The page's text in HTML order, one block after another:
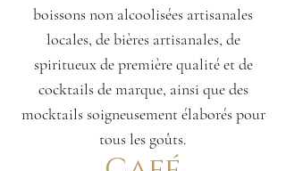
boissons non alcoolisées artisanales
locales, de bières artisanales, de
spiritueux de première qualité et de
cocktails de marque, ainsi que des
mocktails soigneusement élaborés pour
tous les goûts.